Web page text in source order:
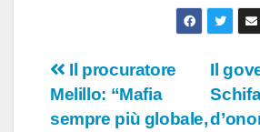
Navigazione
articoli
Il
Il procuratore
Melillo: “Mafia
sempre più globale,